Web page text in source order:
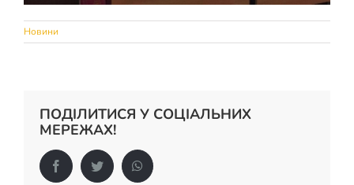
Новини
ПОДІЛИТИСЯ У СОЦІАЛЬНИХ
МЕРЕЖАХ!
FacebookTwitter WhatsApp